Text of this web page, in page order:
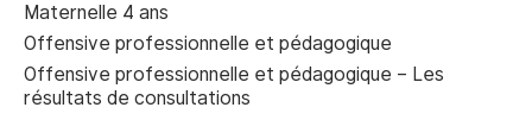
Maternelle 4 ans
Offensive professionnelle et pédagogique
Offensive professionnelle et pédagogique – Les
résultats de consultations